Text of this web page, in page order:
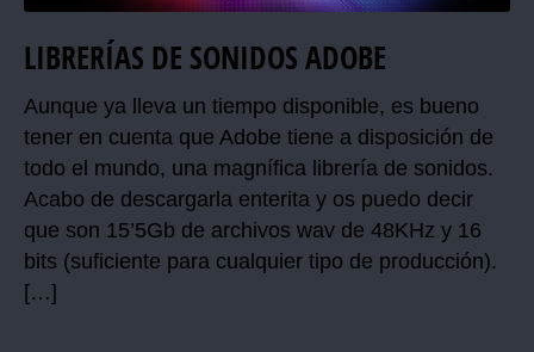
LIBRERÍAS DE SONIDOS ADOBE
Aunque ya lleva un tiempo disponible, es bueno
tener en cuenta que Adobe tiene a disposición de
todo el mundo, una magnífica librería de sonidos.
Acabo de descargarla enterita y os puedo decir
que son 15’5Gb de archivos wav de 48KHz y 16
bits (suficiente para cualquier tipo de producción).
[…]